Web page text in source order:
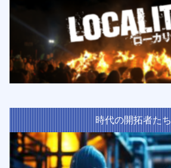
時代の開拓者たち